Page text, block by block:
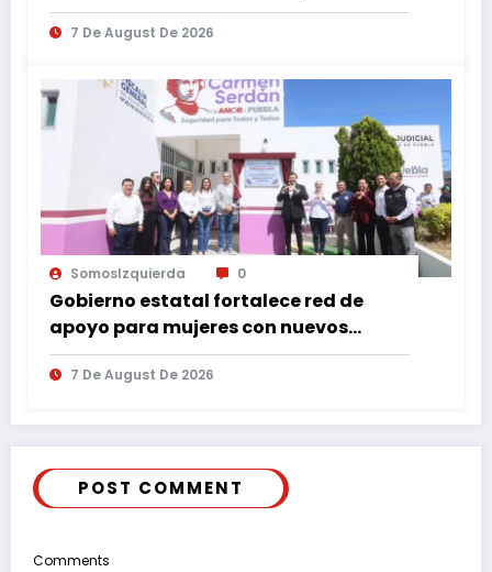
7 De August De 2026
SomosIzquierda 0
Gobierno estatal fortalece red de
apoyo para mujeres con nuevos
espacios de atención en Puebla
7 De August De 2026
POST COMMENT
Comments